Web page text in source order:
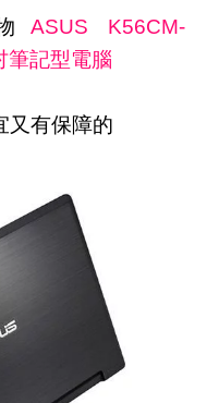
ASUS K56CM-
筆記型電腦
又有保障的